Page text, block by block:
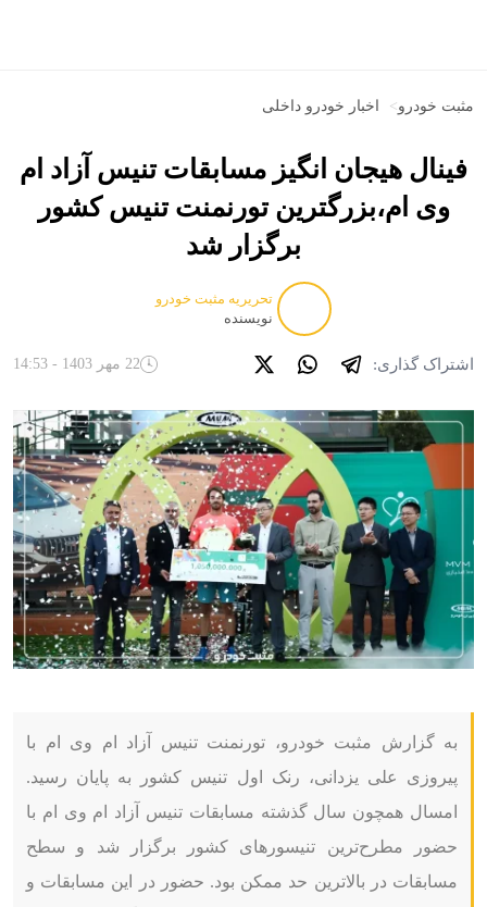
مثبت خودرو> اخبار خودرو داخلی
فینال هیجان انگیز مسابقات تنیس آزاد ام
وی ام،بزرگترین تورنمنت تنیس کشور
برگزار شد
تحریریه مثبت خودرو
نویسنده
اشتراک گذاری: 22 مهر 1403 - 14:53
به گزارش مثبت خودرو، تورنمنت تنیس آزاد ام وی ام با
پیروزی علی یزدانی، رنک اول تنیس کشور به پایان رسید.
امسال همچون سال گذشته مسابقات تنیس آزاد ام وی ام با
حضور مطرح‌ترین تنیسورهای کشور برگزار شد و سطح
مسابقات در بالاترین حد ممکن بود. حضور در این مسابقات و